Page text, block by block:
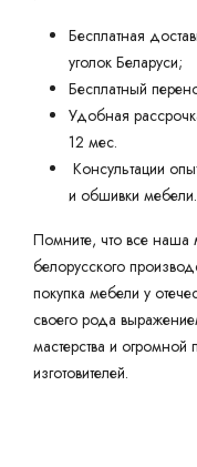
Бесплатная
уголок Беларуси;
Бесплатный
Удобная
12 мес.
Консультации
и обшивки мебели.
Помните, что все наша
белорусского
покупка мебели у
своего рода
мастерства и
изготовителей.